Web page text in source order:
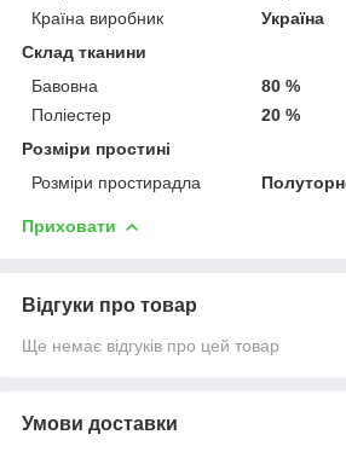
Країна виробник
Україна
Склад тканини
Бавовна
80 %
Поліестер
20 %
Розміри простині
Розміри простирадла
Приховати
Відгуки про товар
Ще немає відгуків про цей товар
Умови доставки